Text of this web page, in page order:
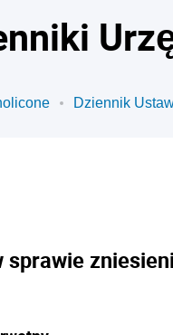
Dziennik
sprawie